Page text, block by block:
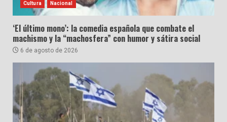
Cultura Nacional
‘El último mono’: la comedia española que combate el
machismo y la “machosfera” con humor y sátira social
6 de agosto de 2026